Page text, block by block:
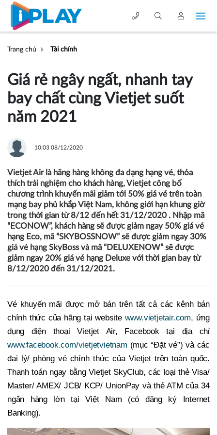
Trang chủ Tài chính
Giá rẻ ngây ngất, nhanh tay
bay chất cùng Vietjet suốt
năm 2021
10:03 08/12/2020
Vietjet Air là hãng hàng không đa dạng hạng vé, thỏa
thích trải nghiệm cho khách hàng, Vietjet công bố
chương trình khuyến mãi giảm tới 50% giá vé trên toàn
mạng bay phủ khắp Việt Nam, không giới hạn khung giờ
trong thời gian từ 8/12 đến hết 31/12/2020 . Nhập mã
“ECONOW”, khách hàng sẽ được giảm ngay 50% giá vé
hạng Eco, mã “SKYBOSSNOW” sẽ được giảm ngay 30%
giá vé hạng SkyBoss và mã “DELUXENOW” sẽ được
giảm ngay 20% giá vé hạng Deluxe với thời gian bay từ
8/12/2020 đến 31/12/2021.
Vé khuyến mãi được mở bán trên tất cả các kênh bán
chính thức của hãng tại website www.vietjetair.com, ứng
dụng điện thoại Vietjet Air, Facebook tại địa chỉ
www.facebook.com/vietjetvietnam (mục “Đặt vé”) và các
đại lý/ phòng vé chính thức của Vietjet trên toàn quốc.
Thanh toán ngay bằng Vietjet SkyClub, các loại thẻ Visa/
Master/ AMEX/ JCB/ KCP/ UnionPay và thẻ ATM của 34
ngân hàng lớn tại Việt Nam (có đăng ký Internet
Banking).